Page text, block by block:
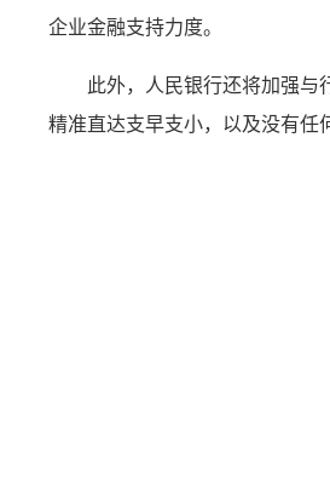
企业金融支持力度。
此外，人民银行还将加强与
精准直达支早支小，以及没有任